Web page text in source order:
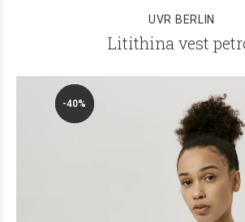
UVR BERLIN
Litithina vest
-40%
-40%